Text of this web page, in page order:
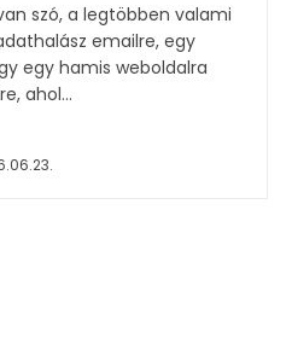
szó, a legtöbben valami
emailre, egy
egy hamis weboldalra
ahol...